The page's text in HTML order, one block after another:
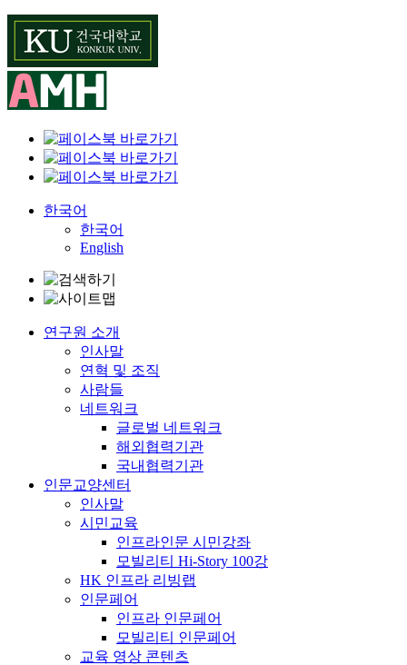
Skip
content
한국어
한국어
English
연구원 소개
인사말
연혁 및 조직
사람들
네트워크
글로벌 네트워크
해외협력기관
국내협력기관
인문교양센터
인사말
시민교육
인프라인문 시민강좌
모빌리티 Hi-Story 100강
HK 인프라 리빙랩
인문페어
인프라 인문페어
모빌리티 인문페어
교육 영상 콘텐츠